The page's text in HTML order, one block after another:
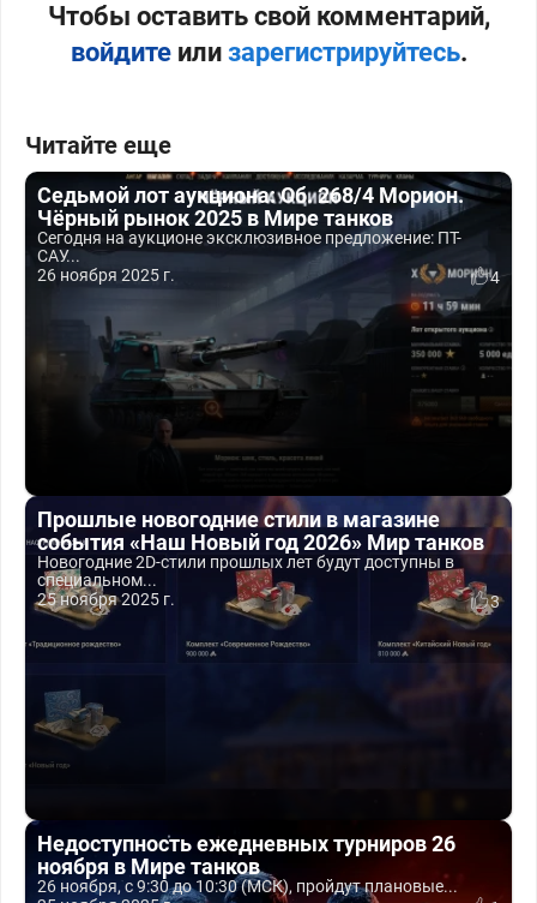
Чтобы оставить свой комментарий,
войдитеили зарегистрируйтесь.
Читайте еще
Седьмой лот аукциона: Об. 268/4 Морион.
Чёрный рынок 2025 в Мире танков
Сегодня на аукционе эксклюзивное предложение: ПТ-
САУ...
26 ноября 2025 г.
4
Прошлые новогодние стили в магазине
события «Наш Новый год 2026» Мир танков
Новогодние 2D-стили прошлых лет будут доступны в
специальном...
25 ноября 2025 г.
3
Недоступность ежедневных турниров 26
ноября в Мире танков
26 ноября, с 9:30 до 10:30 (МСК), пройдут плановые...